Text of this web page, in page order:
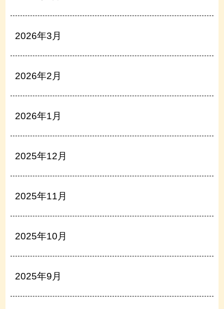
2026年3月
2026年2月
2026年1月
2025年12月
2025年11月
2025年10月
2025年9月